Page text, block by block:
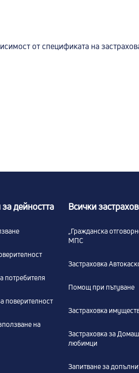
от спецификата на
дейността
потребителя
поверителност
на
Всички
„Гражданска
МПС
Застраховка
Помощ при пътуване
Застраховка
Застраховка за
любимци
Запитване за